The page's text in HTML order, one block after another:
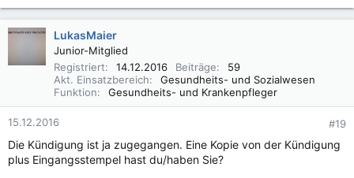
LukasMaier
Junior-Mitglied
Registriert
14.12.2016 Beiträge
59
Akt. Einsatzbereich
Gesundheits- und Sozialwesen
Funktion
Gesundheits- und Krankenpfleger
15.12.2016 #19
Die Kündigung ist ja zugegangen. Eine Kopie von der Kündigung
plus Eingangsstempel hast du/haben Sie?